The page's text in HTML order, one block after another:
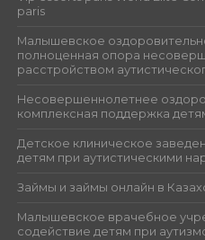
paris
Малышевское
полноценная опора
расстройством
Несовершеннолетнее
комплексная поддержка
Детское клиническое
детям при аутистическими
Займы и займы онлайн в
Малышевское врачебное
содействие детям при